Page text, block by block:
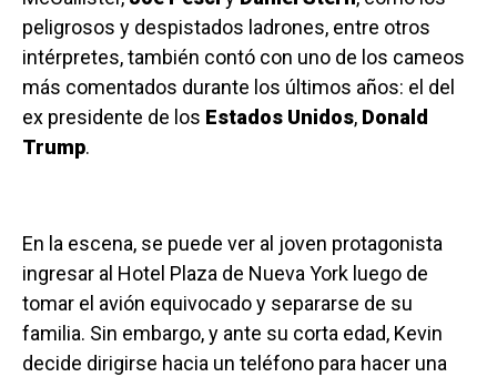
peligrosos y despistados ladrones, entre otros
intérpretes, también contó con uno de los cameos
más comentados durante los últimos años: el del
ex presidente de los Estados Unidos, Donald
Trump.
En la escena, se puede ver al joven protagonista
ingresar al Hotel Plaza de Nueva York luego de
tomar el avión equivocado y separarse de su
familia. Sin embargo, y ante su corta edad, Kevin
decide dirigirse hacia un teléfono para hacer una